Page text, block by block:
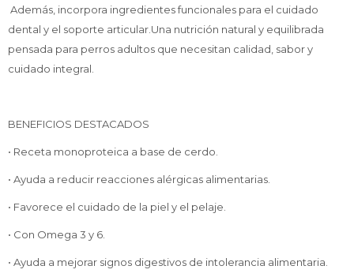
Además, incorpora ingredientes funcionales para el cuidado
dental y el soporte articular.Una nutrición natural y equilibrada
pensada para perros adultos que necesitan calidad, sabor y
cuidado integral.
BENEFICIOS DESTACADOS
• Receta monoproteica a base de cerdo.
• Ayuda a reducir reacciones alérgicas alimentarias.
• Favorece el cuidado de la piel y el pelaje.
• Con Omega 3 y 6.
• Ayuda a mejorar signos digestivos de intolerancia alimentaria.